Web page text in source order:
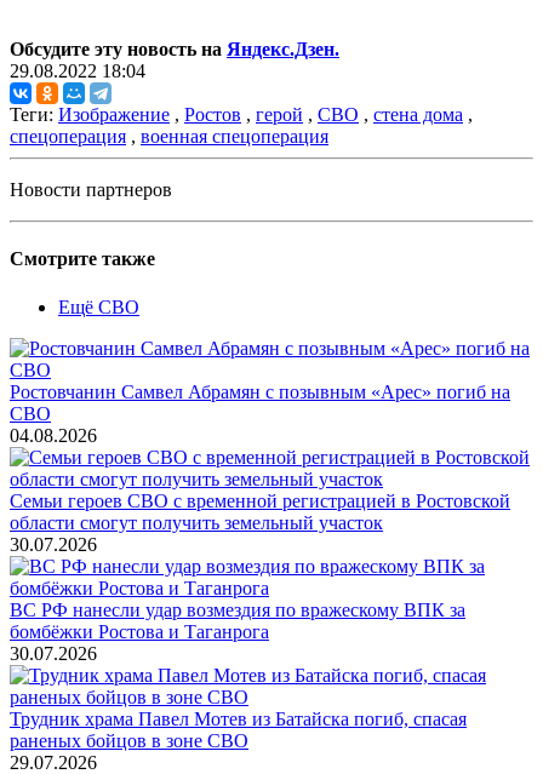
Обсудите эту новость на Яндекс.Дзен.
29.08.2022 18:04
Теги: Изображение , Ростов , герой , СВО , стена дома ,
спецоперация , военная спецоперация
Новости партнеров
Смотрите также
Ещё СВО
Ростовчанин Самвел Абрамян с позывным «Арес» погиб на
СВО
04.08.2026
Семьи героев СВО с временной регистрацией в Ростовской
области смогут получить земельный участок
30.07.2026
ВС РФ нанесли удар возмездия по вражескому ВПК за
бомбёжки Ростова и Таганрога
30.07.2026
Трудник храма Павел Мотев из Батайска погиб, спасая
раненых бойцов в зоне СВО
29.07.2026